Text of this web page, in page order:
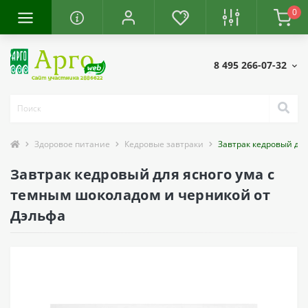
0
8 495 266-07-32
Здоровое питание Кедровые завтраки Завтрак кедровый
Завтрак кедровый для ясного ума с
темным шоколадом и черникой от
Дэльфа